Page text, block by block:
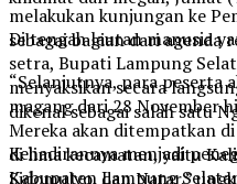
melakukan kunjungan ke
sebagai bagian dari agenda
“Selanjutnya, para peserta
magang dari 28 November
Mereka akan ditempatkan
di lima kecamatan, yaitu
Sidomulyo, dan Natar,”
Di tengah lautan manusia
setra, Bupati Lampung
menyaksikan secara
dikenal sebagai salah satu
Kehadirannya menjadi
Kabupaten Lampung